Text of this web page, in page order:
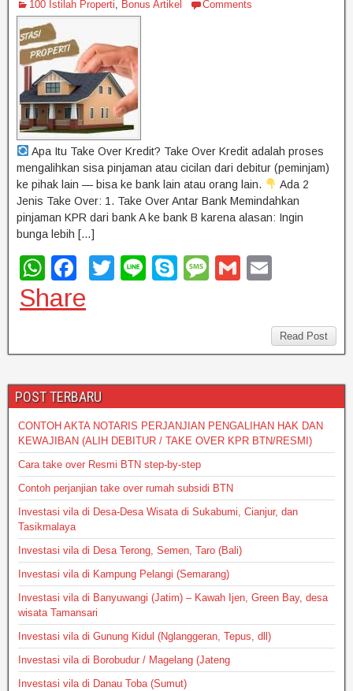
100 Istilah Properti, Bonus Artikel Comments
Apa Itu Take Over Kredit? Take Over Kredit adalah proses
mengalihkan sisa pinjaman atau cicilan dari debitur (peminjam)
ke pihak lain — bisa ke bank lain atau orang lain.
Ada 2
Jenis Take Over: 1. Take Over Antar Bank Memindahkan
pinjaman KPR dari bank A ke bank B karena alasan: Ingin
bunga lebih […]
W
h
at
p
p
a
c
o
o
k
T
Li
S
M
e
G
Share
Read Post
POST TERBARU
CONTOH AKTA NOTARIS PERJANJIAN PENGALIHAN HAK DAN
KEWAJIBAN (ALIH DEBITUR / TAKE OVER KPR BTN/RESMI)
Cara take over Resmi BTN step-by-step
Contoh perjanjian take over rumah subsidi BTN
Investasi vila di Desa-Desa Wisata di Sukabumi, Cianjur, dan
Tasikmalaya
Investasi vila di Desa Terong, Semen, Taro (Bali)
Investasi vila di Kampung Pelangi (Semarang)
Investasi vila di Banyuwangi (Jatim) – Kawah Ijen, Green Bay, desa
wisata Tamansari
Investasi vila di Gunung Kidul (Nglanggeran, Tepus, dll)
Investasi vila di Borobudur / Magelang (Jateng
Investasi vila di Danau Toba (Sumut)